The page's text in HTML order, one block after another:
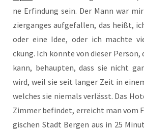
ne Erfin­dung sein. Der Mann war
zier­gan­ges auf­ge­fal­len, das heißt,
oder eine Idee, oder ich mach­te
ckung. Ich könn­te von die­ser Per­son,
kann, behaup­ten, dass sie nicht
wird, weil sie seit lan­ger Zeit in
wel­ches sie nie­mals ver­lässt. Das
Zim­mer befin­det, erreicht man vom
gi­schen Stadt Ber­gen aus in 25